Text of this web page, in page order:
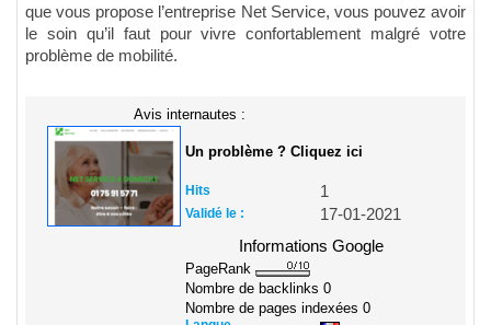
que vous propose l’entreprise Net Service, vous pouvez avoir
le soin qu’il faut pour vivre confortablement malgré votre
problème de mobilité.
Avis internautes :
Un problème ? Cliquez ici
Hits 1
Validé le :
17-01-2021
Informations Google
PageRank
Nombre de backlinks 0
Nombre de pages indexées 0